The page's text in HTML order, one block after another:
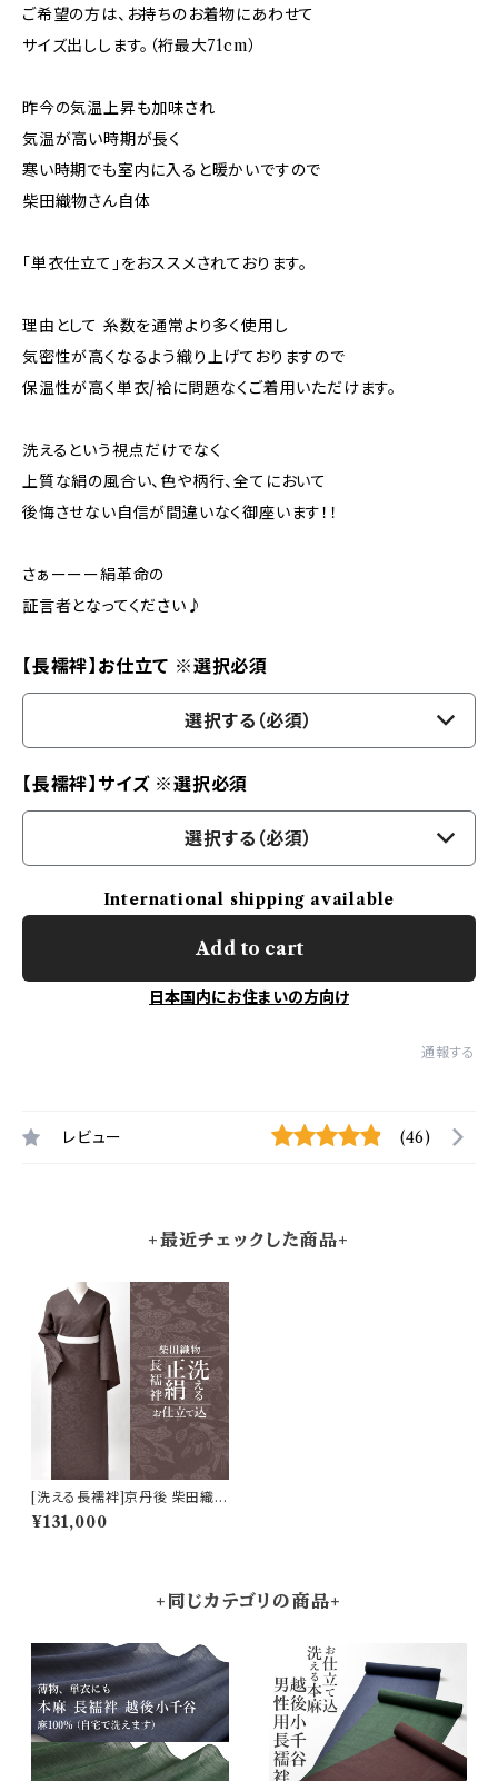
ご希望の方は、お持ちのお着物にあわせて
サイズ出しします。（裄最大71cm）
昨今の気温上昇も加味され
気温が高い時期が長く
寒い時期でも室内に入ると暖かいですので
柴田織物さん自体
「単衣仕立て」をおススメされております。
理由として 糸数を通常より多く使用し
気密性が高くなるよう織り上げておりますので
保温性が高く単衣/袷に問題なくご着用いただけます。
洗えるという視点だけでなく
上質な絹の風合い、色や柄行、全てにおいて
後悔させない自信が間違いなく御座います！！
さぁーーー絹革命の
証言者となってください♪
【長襦袢】お仕立て ※選択必須
選択する（必須）
【長襦袢】サイズ ※選択必須
選択する（必須）
International shipping available
Add to cart
日本国内にお住まいの方向け
通報する
レビュー (46)
+最近チェックした商品+
[洗える長襦袢]京丹後 柴田織物
謹製 洗える絹の長襦袢『SHID
ORI』花喰い鳥 正絹 日本製(商
¥131,000
+同じカテゴリの商品+